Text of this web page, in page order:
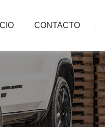
CONTACTO